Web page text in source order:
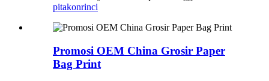
pitakonrinci
Promosi OEM China Grosir Paper
Bag Print